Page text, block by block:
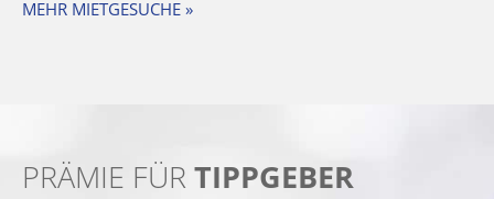
MEHR MIETGESUCHE »
PRÄMIE FÜR TIPPGEBER